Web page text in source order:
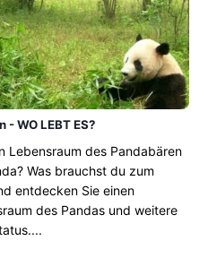
- WO LEBT ES?
Lebensraum des Pandabären
Was brauchst du zum
entdecken Sie einen
des Pandas und weitere